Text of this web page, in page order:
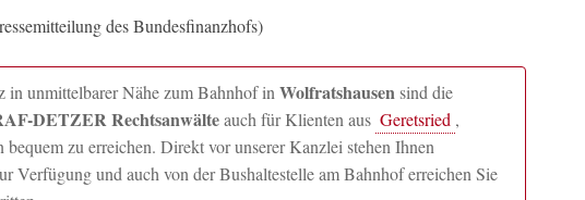
des Bundesfinanzhofs)
unmittelbarer Nähe zum Bahnhof in Wolfratshausensind die
DETZER Rechtsanwälteauch für Klienten aus Geretsried ,
bequem zu erreichen. Direkt vor unserer Kanzlei stehen Ihnen
Verfügung und auch von der Bushaltestelle am Bahnhof erreichen Sie